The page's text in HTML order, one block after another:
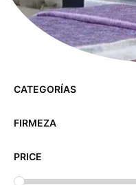
CATEGORÍAS
FIRMEZA
PRICE